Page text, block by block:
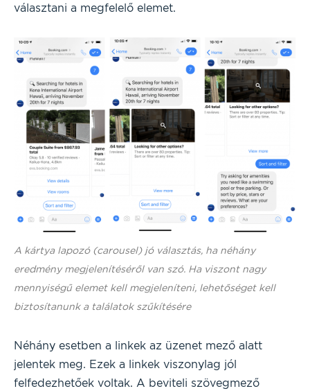
választani a megfelelő elemet.
A kártya lapozó (carousel) jó választás, ha néhány
eredmény megjelenítéséről van szó. Ha viszont nagy
mennyiségű elemet kell megjeleníteni, lehetőséget kell
biztosítanunk a találatok szűkítésére
Néhány esetben a linkek az üzenet mező alatt
jelentek meg. Ezek a linkek viszonylag jól
felfedezhetőek voltak. A beviteli szövegmező